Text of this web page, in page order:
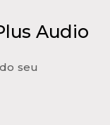
Audio
seu